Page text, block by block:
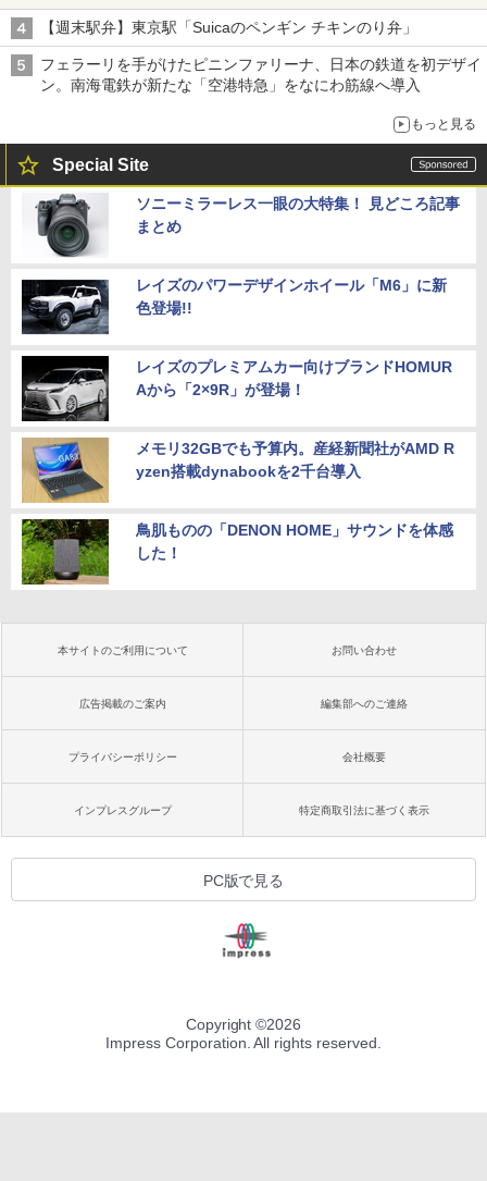
【週末駅弁】東京駅「Suicaのペンギン チキンのり弁」
フェラーリを手がけたピニンファリーナ、日本の鉄道を初デザイ
ン。南海電鉄が新たな「空港特急」をなにわ筋線へ導入
もっと見る
Special Site
ソニーミラーレス一眼の大特集！ 見どころ記事
まとめ
レイズのパワーデザインホイール「M6」に新
色登場!!
レイズのプレミアムカー向けブランドHOMUR
Aから「2×9R」が登場！
メモリ32GBでも予算内。産経新聞社がAMD R
yzen搭載dynabookを2千台導入
鳥肌ものの「DENON HOME」サウンドを体感
した！
本サイトのご利用について お問い合わせ
広告掲載のご案内 編集部へのご連絡
プライバシーポリシー 会社概要
インプレスグループ 特定商取引法に基づく表示
PC版で見る
Copyright ©2026
Impress Corporation. All rights reserved.